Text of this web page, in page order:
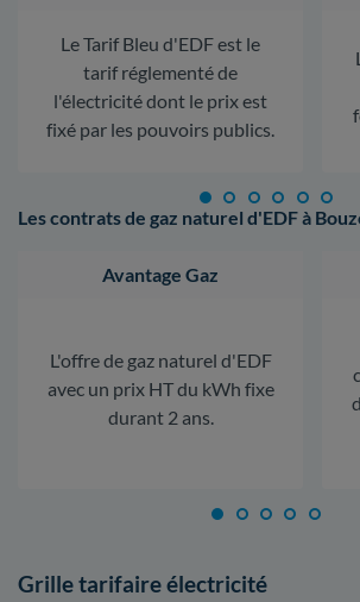
Le Tarif Bleu d'EDF est le
tarif réglementé de
l'électricité dont le prix est
fixé par les pouvoirs publics.
Les contrats de gaz naturel d'EDF à
Avantage Gaz
L'offre de gaz naturel d'EDF
avec un prix HT du kWh fixe
durant 2 ans.
Grille tarifaire électricité